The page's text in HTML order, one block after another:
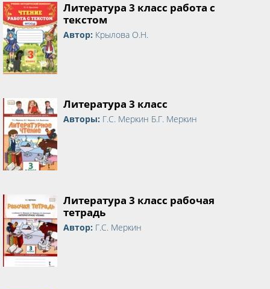
Литература 3 класс работа с
текстом
Автор: Крылова О.Н.
Литература 3 класс
Авторы: Г.С. Меркин Б.Г. Меркин
Литература 3 класс рабочая
тетрадь
Автор: Г.С. Меркин